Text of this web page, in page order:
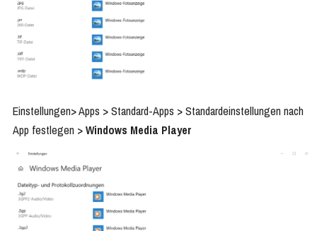
Einstellungen> Apps > Standard-Apps > Standardeinstellungen nach
App festlegen >Windows Media Player